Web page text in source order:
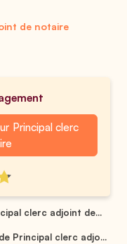
de notaire
Principal clerc
clerc adjoint de...
Principal clerc adjo...